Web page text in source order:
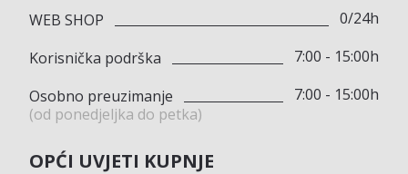
WEB SHOP
0/24h
Korisnička podrška
7:00 - 15:00h
Osobno preuzimanje
(od ponedjeljka do petka)
7:00 - 15:00h
OPĆI UVJETI KUPNJE